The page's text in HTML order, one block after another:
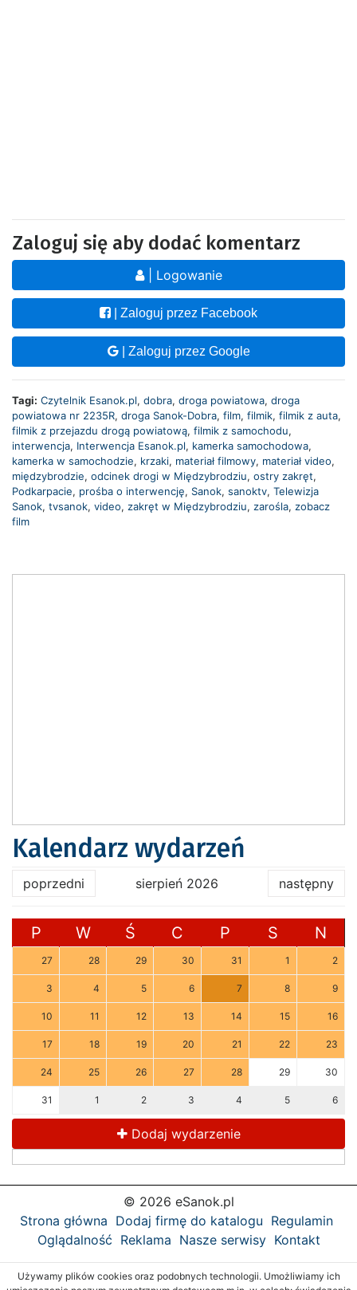
Zaloguj się aby dodać komentarz
| Logowanie
| Zaloguj przez Facebook
| Zaloguj przez Google
Tagi: Czytelnik Esanok.pl, dobra, droga powiatowa, droga
powiatowa nr 2235R, droga Sanok-Dobra, film, filmik, filmik z auta,
filmik z przejazdu drogą powiatową, filmik z samochodu,
interwencja, Interwencja Esanok.pl, kamerka samochodowa,
kamerka w samochodzie, krzaki, materiał filmowy, materiał video,
międzybrodzie, odcinek drogi w Międzybrodziu, ostry zakręt,
Podkarpacie, prośba o interwencję, Sanok, sanoktv, Telewizja
Sanok, tvsanok, video, zakręt w Międzybrodziu, zarośla, zobacz
film
Kalendarz wydarzeń
poprzedni sierpień 2026 następny
P W Ś C P S N
27 28 29 30 31 1 2
3 4 5 6 7 8 9
10 11 12 13 14 15 16
17 18 19 20 21 22 23
24 25 26 27 28 29 30
31 1 2 3 4 5 6
Dodaj wydarzenie
© 2026 eSanok.pl
Strona główna Dodaj firmę do katalogu Regulamin
Oglądalność Reklama Nasze serwisy Kontakt
Używamy plików cookies oraz podobnych technologii. Umożliwiamy ich